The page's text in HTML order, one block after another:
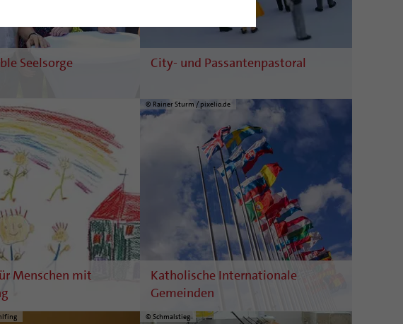
Seelsorge City- und Passantenpastoral
Menschen mit
© Rainer Sturm / pixelio.de
Katholische Internationale
Gemeinden
© Schmalstieg